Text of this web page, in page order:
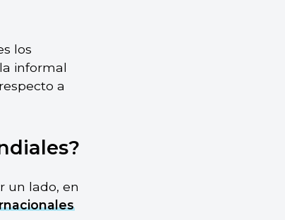
los
informal
a
un lado, en